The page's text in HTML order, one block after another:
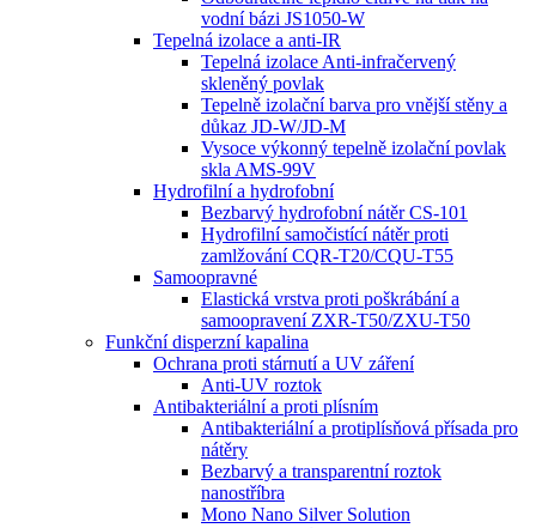
vodní bázi JS1050-W
Tepelná izolace a anti-IR
Tepelná izolace Anti-infračervený
skleněný povlak
Tepelně izolační barva pro vnější stěny a
důkaz JD-W/JD-M
Vysoce výkonný tepelně izolační povlak
skla AMS-99V
Hydrofilní a hydrofobní
Bezbarvý hydrofobní nátěr CS-101
Hydrofilní samočistící nátěr proti
zamlžování CQR-T20/CQU-T55
Samoopravné
Elastická vrstva proti poškrábání a
samoopravení ZXR-T50/ZXU-T50
Funkční disperzní kapalina
Ochrana proti stárnutí a UV záření
Anti-UV roztok
Antibakteriální a proti plísním
Antibakteriální a protiplísňová přísada pro
nátěry
Bezbarvý a transparentní roztok
nanostříbra
Mono Nano Silver Solution